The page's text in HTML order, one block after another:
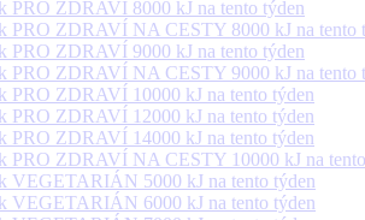
PRO ZDRAVÍ 8000 kJ na tento týden
PRO ZDRAVÍ NA CESTY 8000 kJ na tento
PRO ZDRAVÍ 9000 kJ na tento týden
PRO ZDRAVÍ NA CESTY 9000 kJ na tento
PRO ZDRAVÍ 10000 kJ na tento týden
PRO ZDRAVÍ 12000 kJ na tento týden
PRO ZDRAVÍ 14000 kJ na tento týden
PRO ZDRAVÍ NA CESTY 10000 kJ na
VEGETARIÁN 5000 kJ na tento týden
VEGETARIÁN 6000 kJ na tento týden